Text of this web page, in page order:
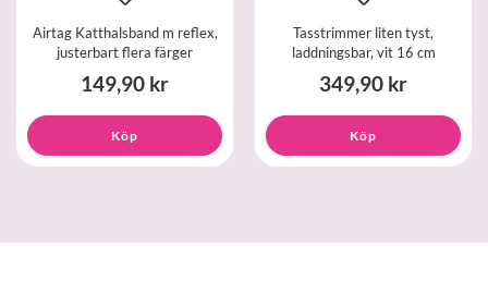
Airtag Katthalsband m reflex,
justerbart flera färger
149,90 kr
Köp
Tasstrimmer liten tyst,
laddningsbar, vit 16 cm
349,90 kr
Köp